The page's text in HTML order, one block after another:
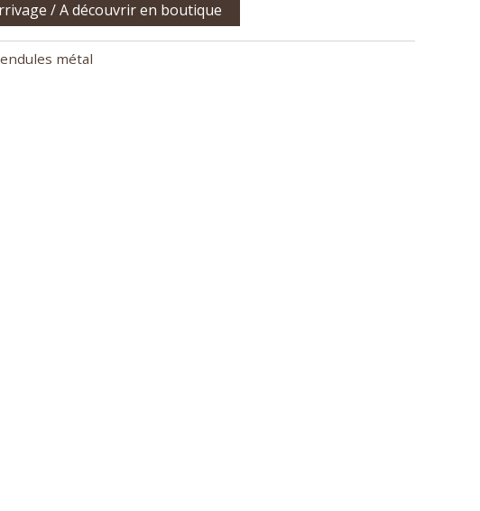
/ A découvrir en boutique
métal